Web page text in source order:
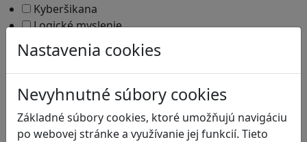
Nastavenia cookies
Nevyhnutné súbory cookies
Základné súbory cookies, ktoré umožňujú navigáciu
po webovej stránke a využívanie jej funkcií. Tieto
Kyberšikana
Logické myslenie
Ľudské práva a tolerancia
Motorika a koncentrácia
Programovanie/Technika
Sociálne zručnosti a kooperácia
Strategické myslenie
Zdravie a pohyb